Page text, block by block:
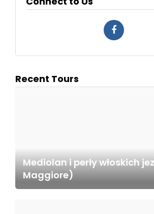
Recent Tours
Mediolan i perły włoskich
Maggiore)